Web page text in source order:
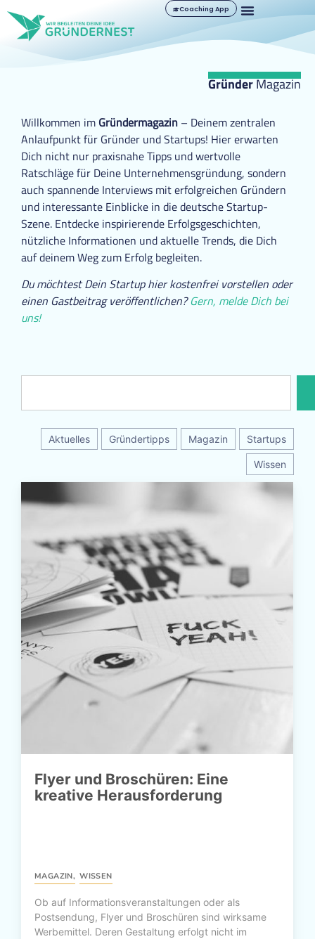
Coaching App
GründerMagazin
Willkommen im Gründermagazin – Deinem zentralen
Anlaufpunkt für Gründer und Startups! Hier erwarten
Dich nicht nur praxisnahe Tipps und wertvolle
Ratschläge für Deine Unternehmensgründung, sondern
auch spannende Interviews mit erfolgreichen Gründern
und interessante Einblicke in die deutsche Startup-
Szene. Entdecke inspirierende Erfolgsgeschichten,
nützliche Informationen und aktuelle Trends, die Dich
auf deinem Weg zum Erfolg begleiten.
Du möchtest Dein Startup hier kostenfrei vorstellen oder
einen Gastbeitrag veröffentlichen?Gern, melde Dich bei
uns!
Aktuelles Gründertipps Magazin Startups
Wissen
Flyer und Broschüren: Eine
kreative Herausforderung
MAGAZIN, WISSEN
Ob auf Informationsveranstaltungen oder als
Postsendung, Flyer und Broschüren sind wirksame
Werbemittel. Deren Gestaltung erfolgt nicht im